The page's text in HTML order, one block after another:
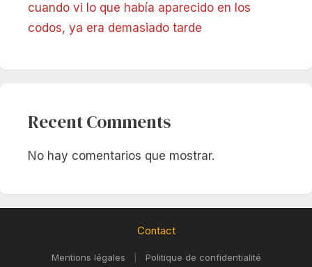
cuando vi lo que había aparecido en los
codos, ya era demasiado tarde
Recent Comments
No hay comentarios que mostrar.
Contact
Mentions légales Politique de confidentialité